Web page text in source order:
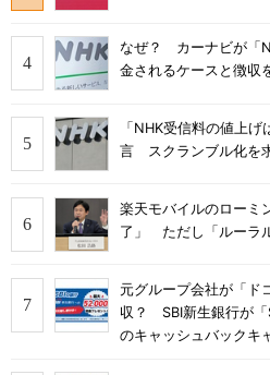
なぜ？ カーナビが「
金されるケースと徴収
「NHK受信料の値上
言 スクランブル化を
楽天モバイルのローミ
了」 ただし「ルーラ
元グループ会社が「ド
収？ SBI新生銀行が「
のキャッシュバックキ